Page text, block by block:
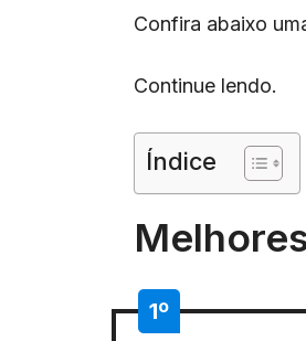
Confira abaixo
Continue lendo.
Índice
1º